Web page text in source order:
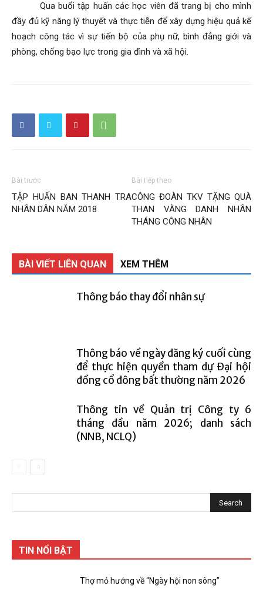
Qua buổi tập huấn các học viên đã trang bị cho mình
đầy đủ kỹ năng lý thuyết và thực tiễn để xây dựng hiệu quả kế
hoạch công tác vì sự tiến bộ của phụ nữ, bình đẳng giới và
phòng, chống bạo lực trong gia đình và xã hội.
Bài trước
TẬP HUẤN BAN THANH TRA
NHÂN DÂN NĂM 2018
Bài tiếp theo
CÔNG ĐOÀN TKV TẶNG QUÀ
THAN VÀNG DANH NHÂN
THÁNG CÔNG NHÂN
BÀI VIẾT LIÊN QUAN XEM THÊM
Thông báo thay đổi nhân sự
Thông báo về ngày đăng ký cuối cùng
để thực hiện quyền tham dự Đại hội
đồng cổ đông bất thường năm 2026
Thông tin về Quản trị Công ty 6
tháng đầu năm 2026; danh sách
(NNB, NCLQ)
TIN NỔI BẬT
Thợ mỏ hướng về “Ngày hội non sông”